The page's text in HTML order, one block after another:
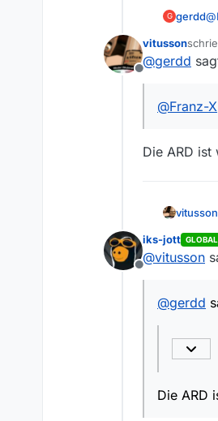
G gerdd@
Offline
vitusson
@gerdd
@Franz-X
Die ARD ist
vitusson
Offline
iks-jott
@vitusson
@gerdd
Die ARD